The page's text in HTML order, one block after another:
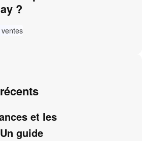
?
et les
guide